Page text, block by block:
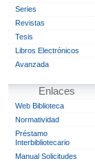
Series
Revistas
Tesis
Libros Electrónicos
Avanzada
Enlaces
Web Biblioteca
Normatividad
Préstamo
Interbibliotecario
Manual Solicitudes